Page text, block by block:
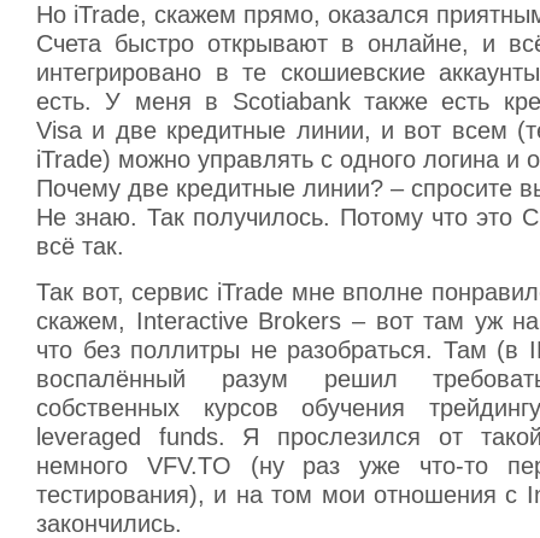
Но iTrade, скажем прямо, оказался
Счета быстро открывают в онлайне, и
интегрировано в те скошиевские
есть. У меня в Scotiabank также есть
Visa и две кредитные линии, и вот всем
iTrade) можно управлять с одного логина и
Почему две кредитные линии? – спросите
Не знаю. Так получилось. Потому что это
всё так.
Так вот, сервис iTrade мне вполне
скажем, Interactive Brokers – вот там уж
что без поллитры не разобраться. Там (в
воспалённый разум решил
собственных курсов обучения
leveraged funds. Я прослезился от
немного VFV.TO (ну раз уже что-то
тестирования), и на том мои отношения с
закончились.